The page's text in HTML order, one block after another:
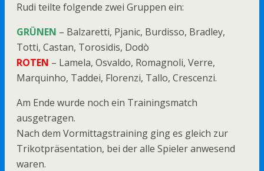
Rudi teilte folgende zwei Gruppen ein:
GRÜNEN – Balzaretti, Pjanic, Burdisso, Bradley,
Totti, Castan, Torosidis, Dodò
ROTEN – Lamela, Osvaldo, Romagnoli, Verre,
Marquinho, Taddei, Florenzi, Tallo, Crescenzi.
Am Ende wurde noch ein Trainingsmatch
ausgetragen.
Nach dem Vormittagstraining ging es gleich zur
Trikotpräsentation, bei der alle Spieler anwesend
waren.